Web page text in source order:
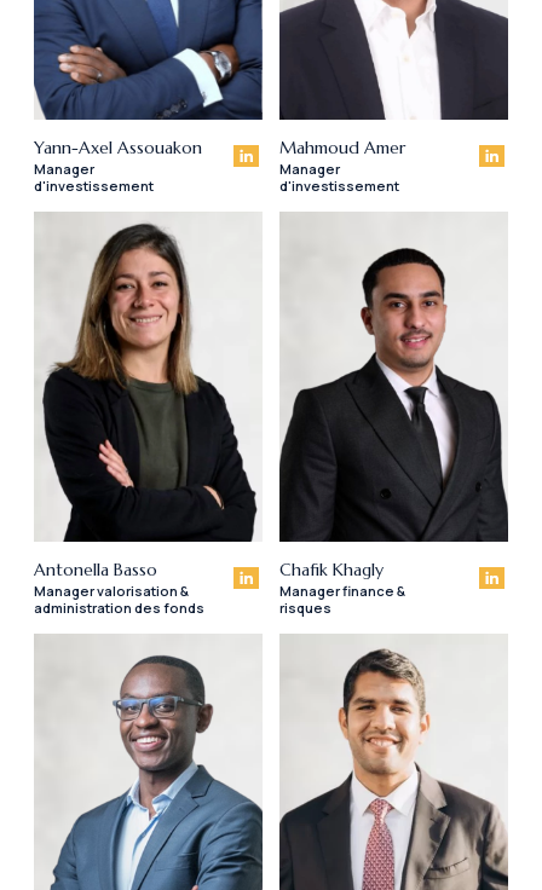
Yann-Axel Assouakon
Manager
d'investissement
Mahmoud Amer
Manager
d'investissement
Antonella Basso
Manager valorisation &
administration des fonds
Chafik Khagly
Manager finance &
risques